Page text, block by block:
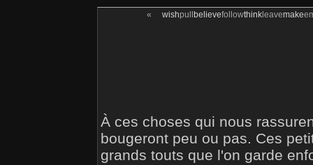
« wishpull believefollowthinkleavemake
À ces choses qui nous
bougeront peu ou pas. Ces
grands touts que l'on garde